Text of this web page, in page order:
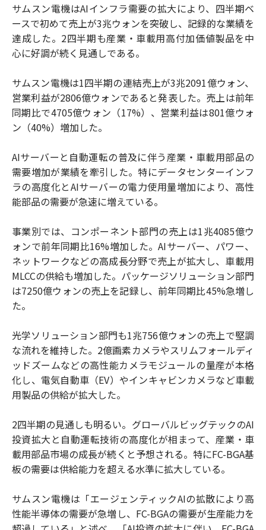
サムスン電機はAIインフラ需要の拡大により、四半期ベ
ースで初めて売上が3兆ウォンを突破し、記録的な業績を
達成した。2四半期も産業・車載用高付加価値製品を中
心に好調が続く見通しである。
サムスン電機は1四半期の連結売上が3兆2091億ウォン、
営業利益が2806億ウォンであると発表した。売上は前年
同期比で4705億ウォン（17%）、営業利益は801億ウォ
ン（40%）増加した。
AIサーバーと自動運転の普及に伴う産業・車載用部品の
需要増加が業績を牽引した。特にデータセンターインフ
ラの高度化とAIサーバーの電力使用量増加により、高性
能部品の需要が急速に増えている。
事業別では、コンポーネント部門の売上は1兆4085億ウ
ォンで前年同期比16%増加した。AIサーバー、パワー、
ネットワークなどの高成長分野で売上が拡大し、車載用
MLCCの供給も増加した。パッケージソリューション部門
は7250億ウォンの売上を記録し、前年同期比45%急増し
た。
光学ソリューション部門も1兆756億ウォンの売上で堅調
な流れを維持した。2億画素カメラやスリムフォールディ
ッドズームなどの高性能カメラモジュールの量産が本格
化し、電気自動車（EV）やインキャビンカメラなど車載
用製品の供給が拡大した。
2四半期の見通しも明るい。グローバルビッグテックのAI
投資拡大と自動運転技術の高度化が相まって、産業・車
載用部品市場の成長が続くと予想される。特にFC-BGA基
板の需要は供給能力を超える水準に拡大している。
サムスン電機は「エージェンティックAIの拡散により高
性能半導体の需要が急増し、FC-BGAの需要が生産能力を